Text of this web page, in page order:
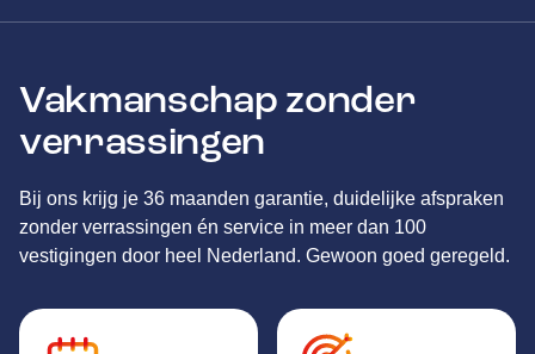
Vakmanschap zonder
verrassingen
Bij ons krijg je 36 maanden garantie, duidelijke afspraken
zonder verrassingen én service in meer dan 100
vestigingen door heel Nederland. Gewoon goed geregeld.